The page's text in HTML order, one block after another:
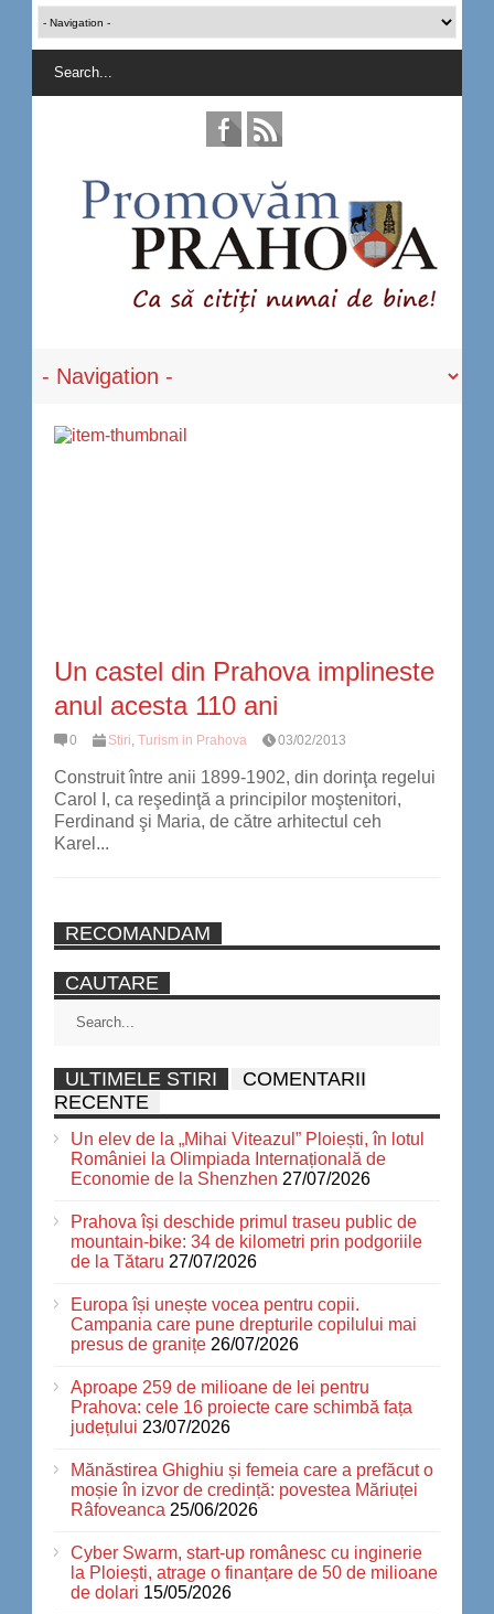
Un castel din Prahova implineste
anul acesta 110 ani
0 Stiri, Turism in Prahova 03/02/2013
Construit între anii 1899-1902, din dorinţa regelui
Carol I, ca reşedinţă a principilor moştenitori,
Ferdinand şi Maria, de către arhitectul ceh
Karel...
RECOMANDAM
CAUTARE
ULTIMELE STIRI
COMENTARII
RECENTE
Un elev de la „Mihai Viteazul” Ploiești, în lotul
României la Olimpiada Internațională de
Economie de la Shenzhen 27/07/2026
Prahova își deschide primul traseu public de
mountain-bike: 34 de kilometri prin podgoriile
de la Tătaru 27/07/2026
Europa își unește vocea pentru copii.
Campania care pune drepturile copilului mai
presus de granițe 26/07/2026
Aproape 259 de milioane de lei pentru
Prahova: cele 16 proiecte care schimbă fața
județului 23/07/2026
Mănăstirea Ghighiu și femeia care a prefăcut o
moșie în izvor de credință: povestea Măriuței
Râfoveanca 25/06/2026
Cyber Swarm, start-up românesc cu inginerie
la Ploiești, atrage o finanțare de 50 de milioane
de dolari 15/05/2026